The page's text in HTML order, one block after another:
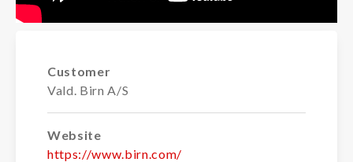
Customer
Vald. Birn A/S
Website
https://www.birn.com/